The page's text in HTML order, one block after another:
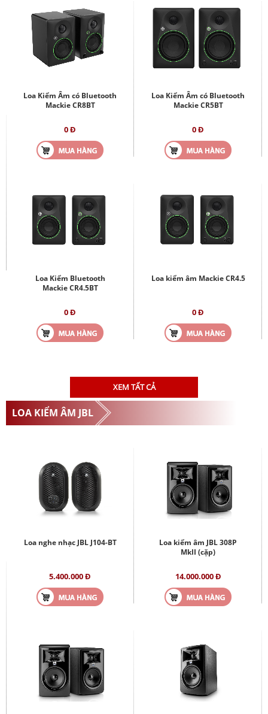
Loa Kiểm Âm có Bluetooth
Mackie CR8BT
0 Đ
Loa Kiểm Âm có Bluetooth
Mackie CR5BT
0 Đ
Loa Kiểm Bluetooth
Mackie CR4.5BT
0 Đ
Loa kiểm âm Mackie CR4.5
0 Đ
XEM TẤT CẢ
LOA KIỂM ÂM JBL
Loa nghe nhạc JBL J104-BT
5.400.000 Đ
Loa kiểm âm JBL 308P
MkII (cặp)
14.000.000 Đ